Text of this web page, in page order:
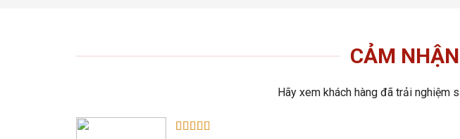
CẢM
Hãy xem khách hàng đã trải nghiệm